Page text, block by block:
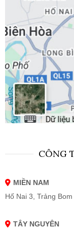
CÔNG
MIỀN NAM
Hố Nai 3, Trảng
TÂY NGUYÊN